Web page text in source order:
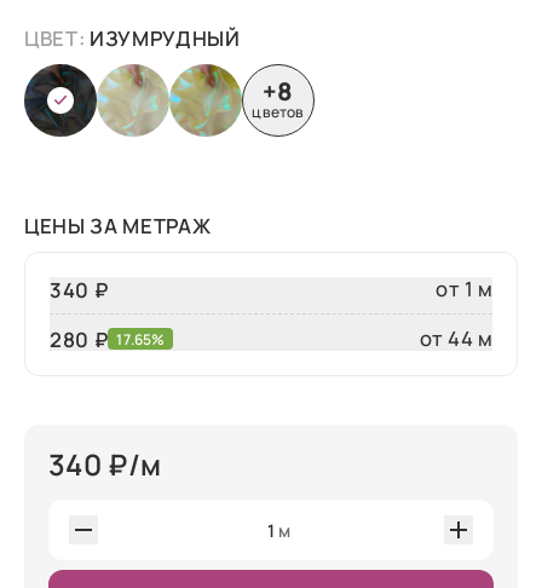
ЦВЕТ: ИЗУМРУДНЫЙ
+8
цветов
ЦЕНЫ ЗА МЕТРАЖ
340 ₽
от 1 м
280 ₽ 17.65% от 44 м
340 ₽/м
1 м